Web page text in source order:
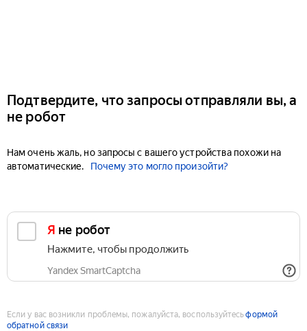
Подтвердите, что запросы отправляли вы, а
не робот
Нам очень жаль, но запросы с вашего устройства похожи на
автоматические.
Почему это могло произойти?
Я не робот
Нажмите, чтобы продолжить
Yandex SmartCaptcha
Если у вас возникли проблемы, пожалуйста, воспользуйтесьформой
обратной связи